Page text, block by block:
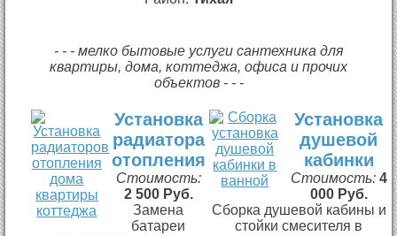
- - - мелко бытовые услуги сантехника для
квартиры, дома, коттеджа, офиса и прочих
объектов - - -
Установка
радиатора
отопления
Стоимость:
2 500 Руб.
Замена
батареи
Установка
душевой
кабинки
Стоимость: 4
000 Руб.
Сборка душевой кабины и
стойки смесителя в